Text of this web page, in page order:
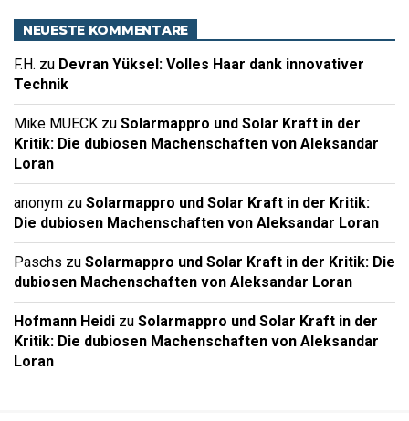
NEUESTE KOMMENTARE
F.H. zu Devran Yüksel: Volles Haar dank innovativer
Technik
Mike MUECK zu Solarmappro und Solar Kraft in der
Kritik: Die dubiosen Machenschaften von Aleksandar
Loran
anonym zu Solarmappro und Solar Kraft in der Kritik:
Die dubiosen Machenschaften von Aleksandar Loran
Paschs zu Solarmappro und Solar Kraft in der Kritik: Die
dubiosen Machenschaften von Aleksandar Loran
Hofmann Heidi zu Solarmappro und Solar Kraft in der
Kritik: Die dubiosen Machenschaften von Aleksandar
Loran